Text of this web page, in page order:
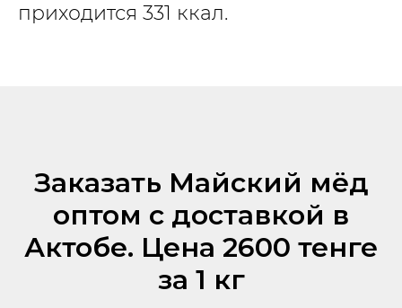
приходится 331 ккал.
Заказать Майский мёд
оптом с доставкой в
Актобе. Цена 2600 тенге
за 1 кг